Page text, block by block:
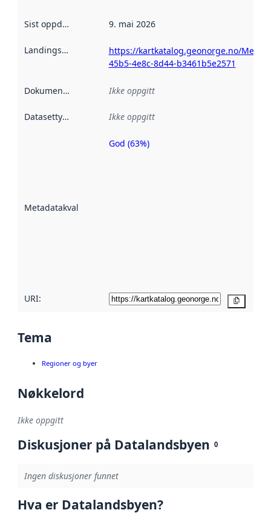
Sist oppdatert 9. mai 2026
Landingsside
https://kartkatalog.geonorge.no/
45b5-4e8c-8d44-b3461b5e2571
Dokumentasjon Ikke oppgitt
Datasettype Ikke oppgitt
Metadatakvalitet
Metadatakvalitet
God (63%)
URI:
Tema
Regioner og byer
Nøkkelord
Ikke oppgitt
Diskusjoner på Datalandsbyen 0
Ingen diskusjoner funnet
Hva er Datalandsbyen?